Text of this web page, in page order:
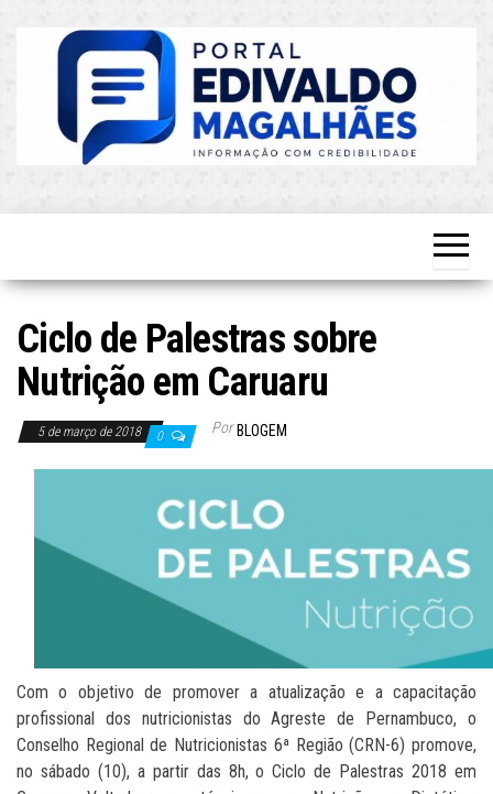
Atualizado!
Ciclo de Palestras sobre
Nutrição em Caruaru
5 de março de 2018 0 Por BLOGEM
Com o objetivo de promover a atualização e a capacitação
profissional dos nutricionistas do Agreste de Pernambuco, o
Conselho Regional de Nutricionistas 6ª Região (CRN-6) promove,
no sábado (10), a partir das 8h, o Ciclo de Palestras 2018 em